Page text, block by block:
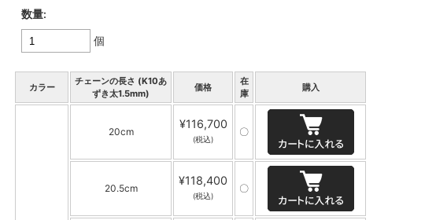
数量:
個
カラー
チェーンの長さ (K10あ
ずき太1.5mm)
価格
在
庫
購入
20cm
¥116,700
(税込)
〇
20.5cm
¥118,400
(税込)
〇